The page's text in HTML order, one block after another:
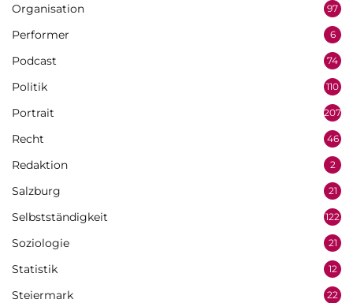
Organisation 97
Performer 6
Podcast 74
Politik 110
Portrait 207
Recht 46
Redaktion 2
Salzburg 21
Selbstständigkeit 122
Soziologie 21
Statistik 12
Steiermark 22